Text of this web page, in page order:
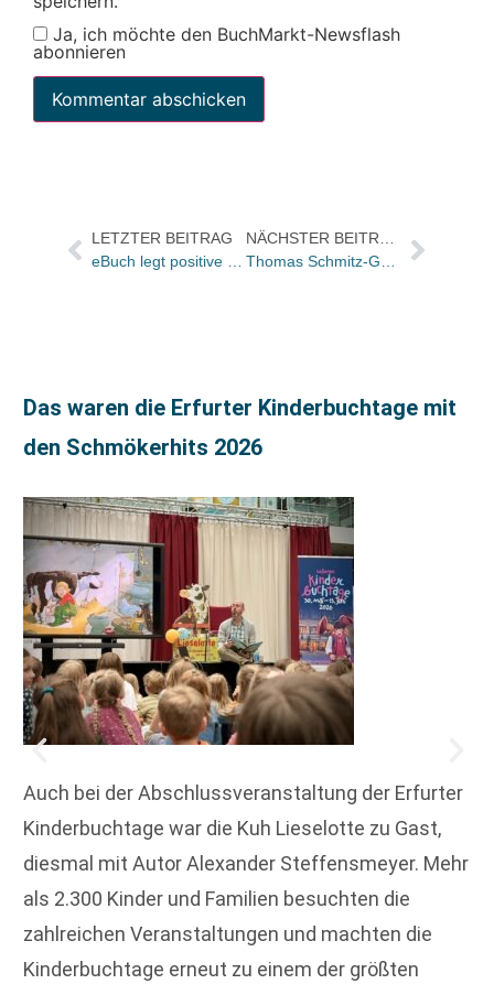
Ja, ich möchte den BuchMarkt-Newsflash
abonnieren
LETZTER BEITRAG
Das waren die Erfurter Kinderbuchtage mit
den Schmökerhits 2026
Auch bei der Abschlussveranstaltung der Erfurter
Kinderbuchtage war die Kuh Lieselotte zu Gast,
diesmal mit Autor Alexander Steffensmeyer. Mehr
als 2.300 Kinder und Familien besuchten die
zahlreichen Veranstaltungen und machten die
Kinderbuchtage erneut zu einem der größten